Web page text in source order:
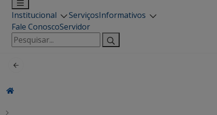
Institucional ServiçosInformativos
Fale ConoscoServidor
Pesquisar
por: